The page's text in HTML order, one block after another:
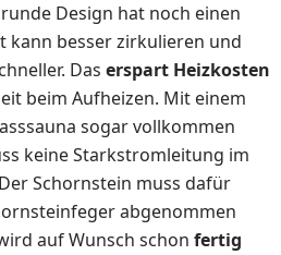
Design hat noch einen
kann besser zirkulieren und
Das erspart Heizkosten
beim Aufheizen. Mit einem
sogar vollkommen
keine Starkstromleitung im
Schornstein muss dafür
abgenommen
auf Wunsch schon fertig